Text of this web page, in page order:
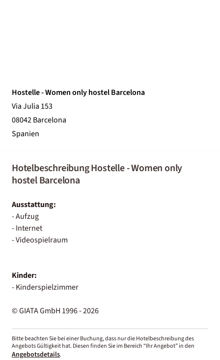
Hostelle - Women only hostel Barcelona
Via Julia 153
08042 Barcelona
Spanien
Hotelbeschreibung Hostelle - Women only
hostel Barcelona
Ausstattung:
- Aufzug
- Internet
- Videospielraum
Kinder:
- Kinderspielzimmer
© GIATA GmbH 1996 - 2026
Bitte beachten Sie bei einer Buchung, dass nur die Hotelbeschreibung des
Angebots Gültigkeit hat. Diesen finden Sie im Bereich “Ihr Angebot” in den
Angebotsdetails.